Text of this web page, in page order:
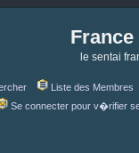
France
le sentai
Liste des Membres
Se connecter pour v�rifier